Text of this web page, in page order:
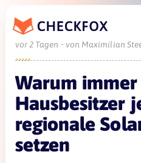
vor 2 Tagen • von Maximilian
Warum
Hausbesitzer
regionale
setzen